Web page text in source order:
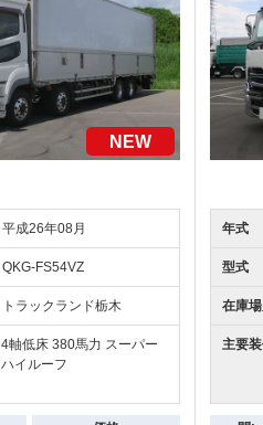
NEW
平成26年08月
QKG-FS54VZ
トラックランド栃木
4軸低床 380馬力 スーパー
ハイルーフ
年式
型式
在庫
主要